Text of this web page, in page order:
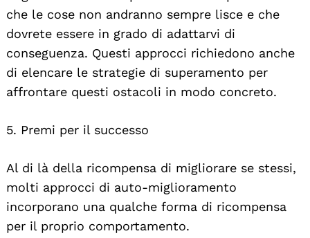
che le cose non andranno sempre lisce e che
dovrete essere in grado di adattarvi di
conseguenza. Questi approcci richiedono anche
di elencare le strategie di superamento per
affrontare questi ostacoli in modo concreto.
5. Premi per il successo
Al di là della ricompensa di migliorare se stessi,
molti approcci di auto-miglioramento
incorporano una qualche forma di ricompensa
per il proprio comportamento.